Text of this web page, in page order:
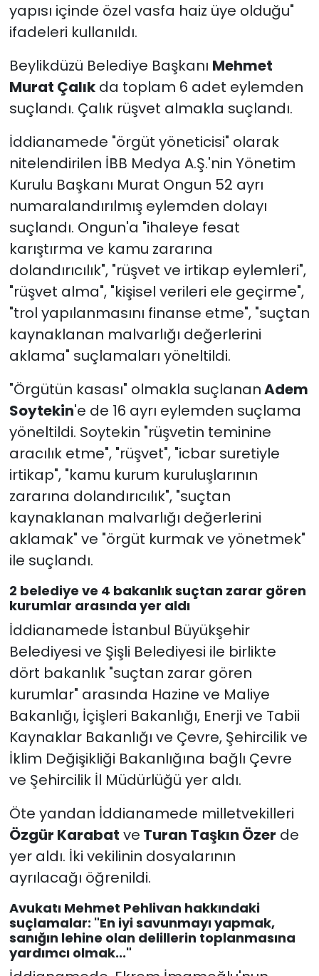
yapısı içinde özel vasfa haiz üye olduğu"
ifadeleri kullanıldı.
Beylikdüzü Belediye Başkanı Mehmet
Murat Çalıkda toplam 6 adet eylemden
suçlandı. Çalık rüşvet almakla suçlandı.
İddianamede "örgüt yöneticisi" olarak
nitelendirilen İBB Medya A.Ş.'nin Yönetim
Kurulu Başkanı Murat Ongun 52 ayrı
numaralandırılmış eylemden dolayı
suçlandı. Ongun'a "ihaleye fesat
karıştırma ve kamu zararına
dolandırıcılık", "rüşvet ve irtikap eylemleri",
"rüşvet alma", "kişisel verileri ele geçirme",
"trol yapılanmasını finanse etme", "suçtan
kaynaklanan malvarlığı değerlerini
aklama" suçlamaları yöneltildi.
"Örgütün kasası" olmakla suçlananAdem
Soytekin'e de 16 ayrı eylemden suçlama
yöneltildi. Soytekin "rüşvetin teminine
aracılık etme", "rüşvet", "icbar suretiyle
irtikap", "kamu kurum kuruluşlarının
zararına dolandırıcılık", "suçtan
kaynaklanan malvarlığı değerlerini
aklamak" ve "örgüt kurmak ve yönetmek"
ile suçlandı.
2 belediye ve 4 bakanlık suçtan zarar gören
kurumlar arasında yer aldı
İddianamede İstanbul Büyükşehir
Belediyesi ve Şişli Belediyesi ile birlikte
dört bakanlık "suçtan zarar gören
kurumlar" arasında Hazine ve Maliye
Bakanlığı, İçişleri Bakanlığı, Enerji ve Tabii
Kaynaklar Bakanlığı ve Çevre, Şehircilik ve
İklim Değişikliği Bakanlığına bağlı Çevre
ve Şehircilik İl Müdürlüğü yer aldı.
Öte yandan İddianamede milletvekilleri
Özgür Karabat ve Turan Taşkın Özer de
yer aldı. İki vekilinin dosyalarının
ayrılacağı öğrenildi.
Avukatı Mehmet Pehlivan hakkındaki
suçlamalar: "En iyi savunmayı yapmak,
sanığın lehine olan delillerin toplanmasına
yardımcı olmak..."